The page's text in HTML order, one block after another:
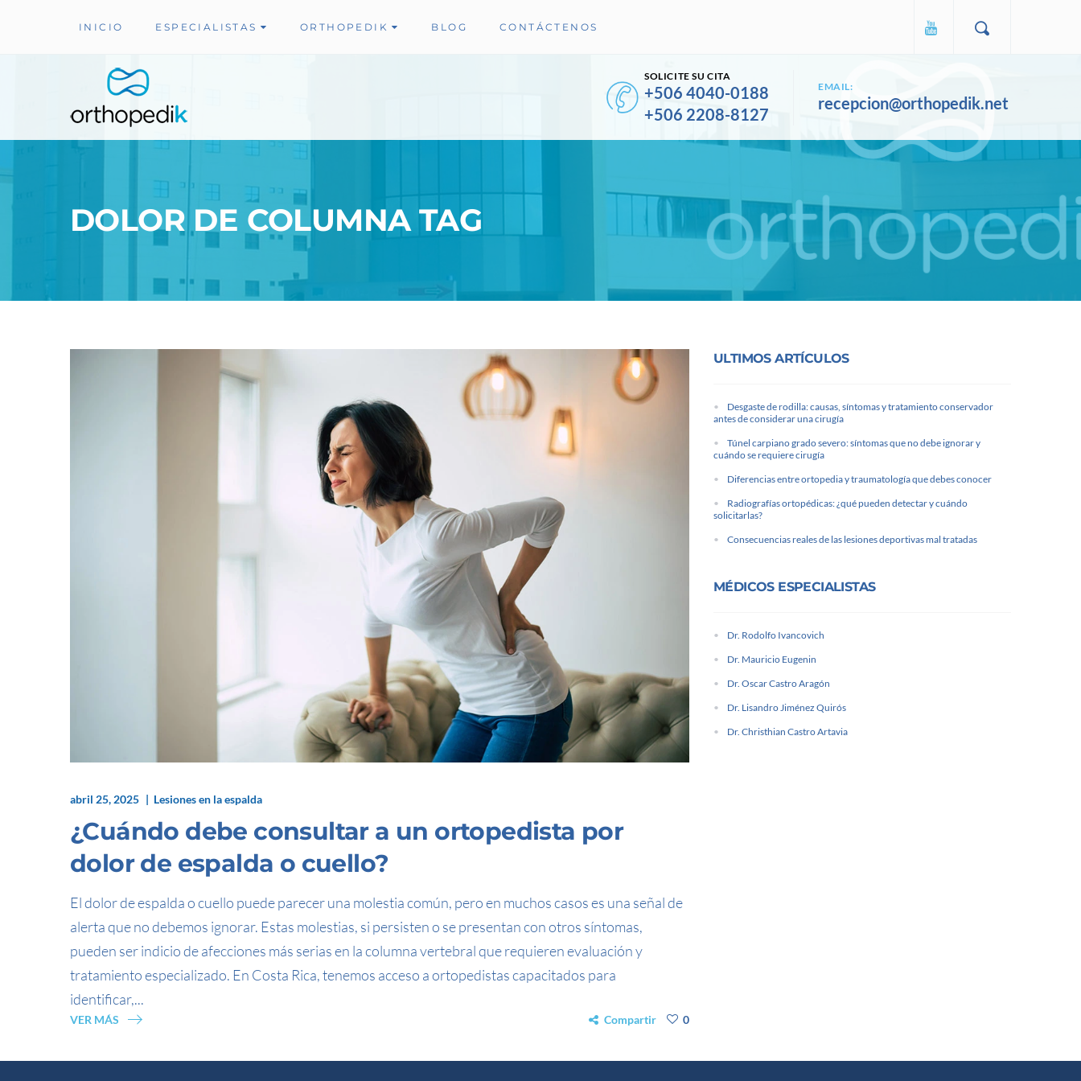
INICIO ESPECIALISTAS ORTHOPEDIK BLOG CONTÁCTENOS
SOLICITE SU CITA
+506 4040-0188
+506 2208-8127
EMAIL:
recepcion@orthopedik.net
DOLOR DE COLUMNA TAG
abril 25, 2025 Lesiones en la espalda
¿Cuándo debe consultar a un ortopedista por
dolor de espalda o cuello?
El dolor de espalda o cuello puede parecer una molestia común, pero en muchos casos es una señal de
alerta que no debemos ignorar. Estas molestias, si persisten o se presentan con otros síntomas,
pueden ser indicio de afecciones más serias en la columna vertebral que requieren evaluación y
tratamiento especializado. En Costa Rica, tenemos acceso a ortopedistas capacitados para
identificar,...
VER MÁS Compartir 0
ULTIMOS ARTÍCULOS
Desgaste de rodilla: causas, síntomas y tratamiento conservador
antes de considerar una cirugía
Túnel carpiano grado severo: síntomas que no debe ignorar y
cuándo se requiere cirugía
Diferencias entre ortopedia y traumatología que debes conocer
Radiografías ortopédicas: ¿qué pueden detectar y cuándo
solicitarlas?
Consecuencias reales de las lesiones deportivas mal tratadas
MÉDICOS ESPECIALISTAS
Dr. Rodolfo Ivancovich
Dr. Mauricio Eugenin
Dr. Oscar Castro Aragón
Dr. Lisandro Jiménez Quirós
Dr. Christhian Castro Artavia